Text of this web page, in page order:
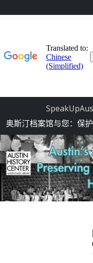
奥斯汀档案馆与您：保